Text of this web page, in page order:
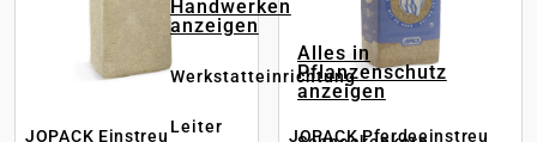
Handwerken
anzeigen
Werkstatteinrichtung
Leiter
Alles in
Pflanzenschutz
anzeigen
JOPACK Einstreu
JOPACK Pferdeeinstreu